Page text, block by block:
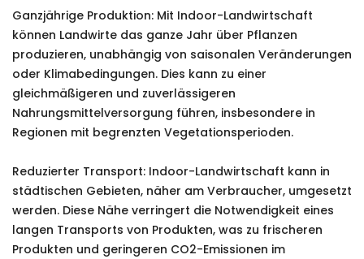
Ganzjährige Produktion: Mit Indoor-Landwirtschaft
können Landwirte das ganze Jahr über Pflanzen
produzieren, unabhängig von saisonalen Veränderungen
oder Klimabedingungen. Dies kann zu einer
gleichmäßigeren und zuverlässigeren
Nahrungsmittelversorgung führen, insbesondere in
Regionen mit begrenzten Vegetationsperioden.
Reduzierter Transport: Indoor-Landwirtschaft kann in
städtischen Gebieten, näher am Verbraucher, umgesetzt
werden. Diese Nähe verringert die Notwendigkeit eines
langen Transports von Produkten, was zu frischeren
Produkten und geringeren CO2-Emissionen im